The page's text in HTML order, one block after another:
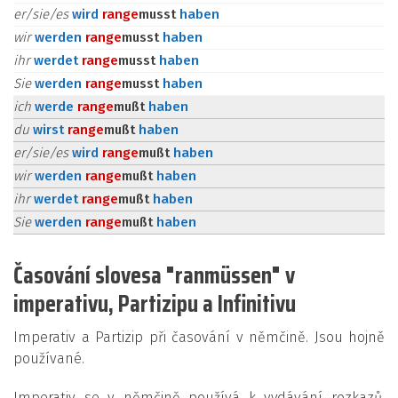
er/sie/eswird rangemusst haben
wirwerden rangemusst haben
ihrwerdet rangemusst haben
Siewerden rangemusst haben
ich werde rangemußt haben
du wirst rangemußt haben
er/sie/eswird rangemußt haben
wirwerden rangemußt haben
ihrwerdet rangemußt haben
Siewerden rangemußt haben
Časování slovesa "ranmüssen" v
imperativu, Partizipu a Infinitivu
Imperativ a Partizip při časování v němčině. Jsou hojně
používané.